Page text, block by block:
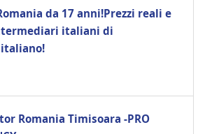
da 17 anni!Prezzi reali e
italiani di
Romania Timisoara -PRO